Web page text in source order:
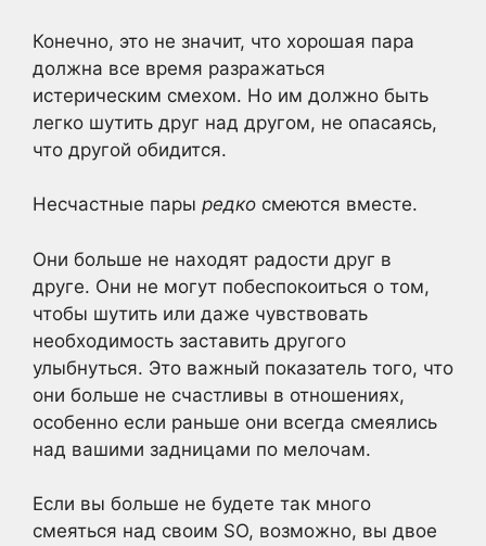
Конечно, это не значит, что хорошая пара
должна все время разражаться
истерическим смехом. Но им должно быть
легко шутить друг над другом, не опасаясь,
что другой обидится.
Несчастные пары редко смеются вместе.
Они больше не находят радости друг в
друге. Они не могут побеспокоиться о том,
чтобы шутить или даже чувствовать
необходимость заставить другого
улыбнуться. Это важный показатель того, что
они больше не счастливы в отношениях,
особенно если раньше они всегда смеялись
над вашими задницами по мелочам.
Если вы больше не будете так много
смеяться над своим SO, возможно, вы двое